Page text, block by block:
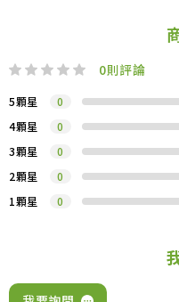
0則評論
5顆星
0
4顆星
0
3顆星
0
2顆星
0
1顆星
0